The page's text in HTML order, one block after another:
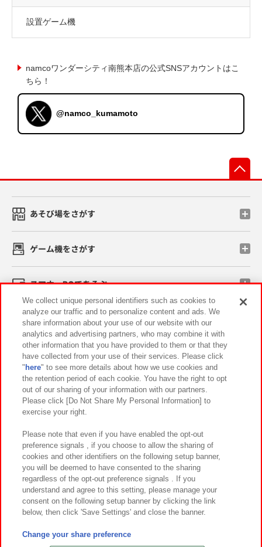
設置ゲーム機
namcoワンダーシティ南熊本店の公式SNSアカウントはこ
ちら！
@namco_kumamoto
あそび場をさがす
ゲーム機をさがす
スマホ・PCであそぶ
イベント・キャンペーン
関連会社 サステナビリティ サイトポリシー
プライバシーポリシー ウェブアクセシビリティ方針と検証結果
お取引先さまとともに
カスタマーハラスメント対応方針 よくあるご質問・お問い合わせ
©Bandai Namco Amusement Inc.
©Bandai Namco Amusement Lab Inc.
We collect unique personal identifiers such as cookies to
analyze our traffic and to personalize content and ads. We
share information about your use of our website with our
analytics and advertising partners, who may combine it with
other information that you have provided to them or that they
have collected from your use of their services. Please click
" here" to see more details about how we use cookies and
the retention period of each cookie. You have the right to opt
out of our sharing of your information with our partners.
Please click [Do Not Share My Personal Information] to
exercise your right.
Please note that even if you have enabled the opt-out
preference signals , if you choose to allow the sharing of
cookies and other identifiers on the following setup banner,
you will be deemed to have consented to the sharing
regardless of the opt-out preference signals . If you
understand and agree to this setting, please manage your
consent on the following setup banner by clicking the link
below, then click 'Save Settings' and close the banner.
Change your share preference